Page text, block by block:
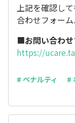
上記を確認し
合わせフォー
■お問い合わ
https://
# ペナルティ #